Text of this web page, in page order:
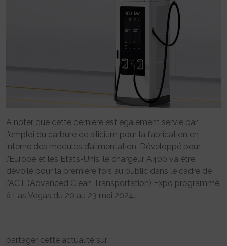
A noter que cette dernière est également servie par
l’emploi du carbure de silicium pour la fabrication en
interne des modules d’alimentation. Développé pour
l’Europe et les Etats-Unis, le chargeur A400 va être
dévoilé pour la première fois au public dans le cadre de
l’ACT (Advanced Clean Transportation) Expo programmé
à Las Vegas du 20 au 23 mai 2024.
partager cette actualité sur :